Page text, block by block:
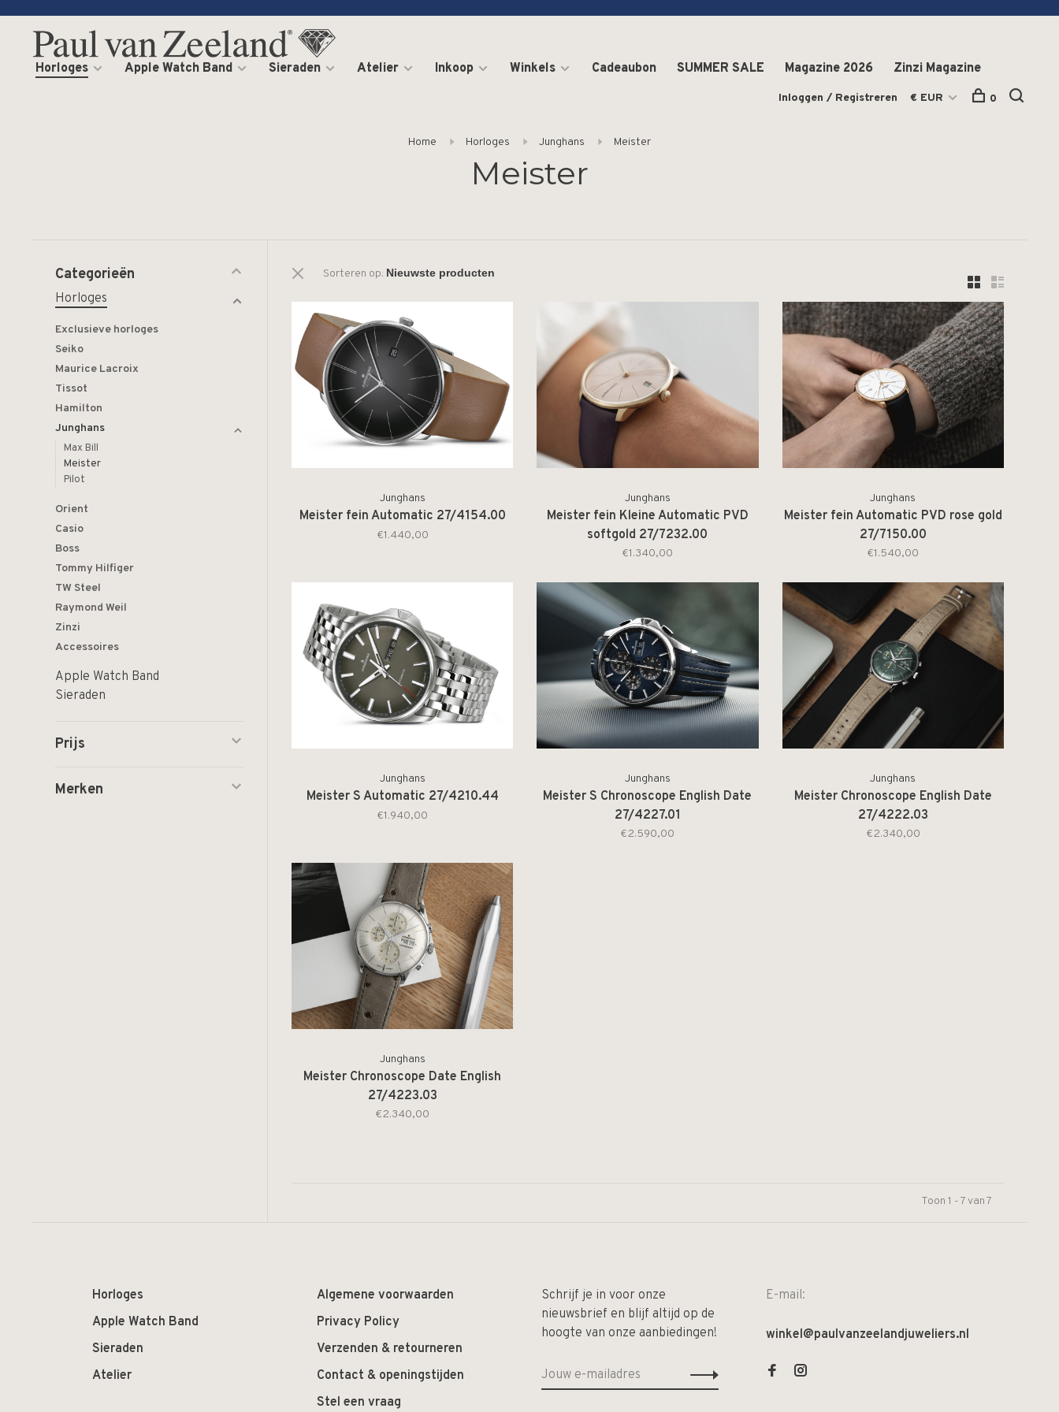
Horloges Apple Watch Band Sieraden Atelier Inkoop Winkels Cadeaubon SUMMER SALE Magazine 2026 Zinzi Magazine
Inloggen / Registreren € EUR 0
Home Horloges Junghans Meister
Meister
Categorieën
Horloges
Exclusieve horloges
Seiko
Maurice Lacroix
Tissot
Hamilton
Junghans
Max Bill
Meister
Pilot
Orient
Casio
Boss
Tommy Hilfiger
TW Steel
Raymond Weil
Zinzi
Accessoires
Apple Watch Band
Sieraden
Prijs
Merken
Sorteren op:
Junghans
Meister fein Automatic 27/4154.00
€1.440,00
Junghans
Meister fein Kleine Automatic PVD
softgold 27/7232.00
€1.340,00
Junghans
Meister fein Automatic PVD rose gold
27/7150.00
€1.540,00
Junghans
Meister S Automatic 27/4210.44
€1.940,00
Junghans
Meister S Chronoscope English Date
27/4227.01
€2.590,00
Junghans
Meister Chronoscope English Date
27/4222.03
€2.340,00
Junghans
Meister Chronoscope Date English
27/4223.03
€2.340,00
Toon 1 - 7 van 7
Horloges
Apple Watch Band
Sieraden
Atelier
Algemene voorwaarden
Privacy Policy
Verzenden & retourneren
Contact & openingstijden
Stel een vraag
Schrijf je in voor onze
nieuwsbrief en blijf altijd op de
hoogte van onze aanbiedingen!
E-mail:
winkel@paulvanzeelandjuweliers.nl